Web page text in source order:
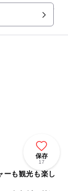
ップルパイ作り
保存
17
ーも観光も楽し